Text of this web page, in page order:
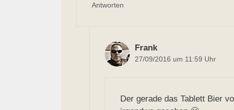
Antworten
Frank
27/09/2016 um 11:59 Uhr
Der gerade das Tablett Bier